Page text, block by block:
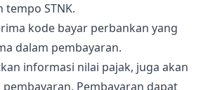
tempo STNK.
kode bayar perbankan yang
dalam pembayaran.
informasi nilai pajak, juga akan
Pembayaran dapat